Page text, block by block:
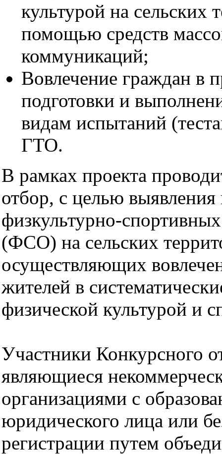
культурой на сельских
помощью средств
коммуникаций;
Вовлечение граждан в
подготовки и
видам испытаний
ГТО.
В рамках проекта
отбор, с целью выявления
физкультурно-
(ФСО) на сельских
осуществляющих
жителей в
физической культурой и
Участники Конкурсного
являющиеся
организациями с
юридического лица или
регистрации путем